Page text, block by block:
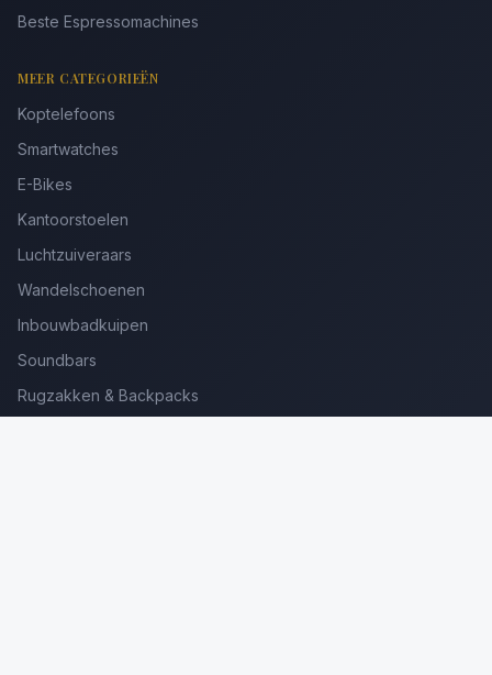
Beste Espressomachines
MEER CATEGORIEËN
Koptelefoons
Smartwatches
E-Bikes
Kantoorstoelen
Luchtzuiveraars
Wandelschoenen
Inbouwbadkuipen
Soundbars
Rugzakken & Backpacks